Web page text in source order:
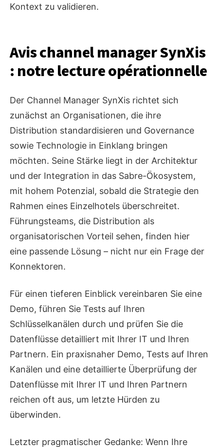
Kontext zu validieren.
Avis channel manager SynXis
: notre lecture opérationnelle
Der Channel Manager SynXis richtet sich
zunächst an Organisationen, die ihre
Distribution standardisieren und Governance
sowie Technologie in Einklang bringen
möchten. Seine Stärke liegt in der Architektur
und der Integration in das Sabre-Ökosystem,
mit hohem Potenzial, sobald die Strategie den
Rahmen eines Einzelhotels überschreitet.
Führungsteams, die Distribution als
organisatorischen Vorteil sehen, finden hier
eine passende Lösung – nicht nur ein Frage der
Konnektoren.
Für einen tieferen Einblick vereinbaren Sie eine
Demo, führen Sie Tests auf Ihren
Schlüsselkanälen durch und prüfen Sie die
Datenflüsse detailliert mit Ihrer IT und Ihren
Partnern. Ein praxisnaher Demo, Tests auf Ihren
Kanälen und eine detaillierte Überprüfung der
Datenflüsse mit Ihrer IT und Ihren Partnern
reichen oft aus, um letzte Hürden zu
überwinden.
Letzter pragmatischer Gedanke: Wenn Ihre